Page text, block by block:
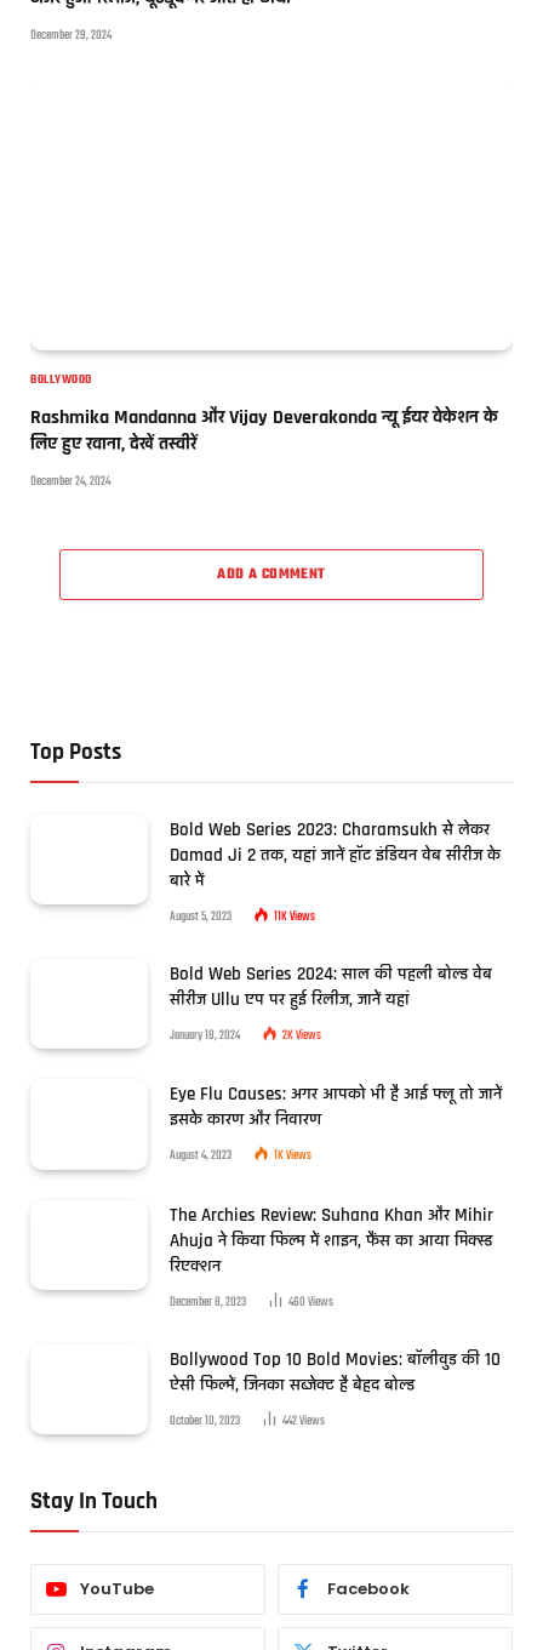
December 29, 2024
BOLLYWOOD
Rashmika Mandanna और Vijay Deverakonda न्यू ईयर वेकेशन के
लिए हुए रवाना, देखें तस्वीरें
December 24, 2024
ADD A COMMENT
Top Posts
Bold Web Series 2023: Charamsukh से लेकर
Damad Ji 2 तक, यहां जानें हॉट इंडियन वेब सीरीज के
बारे में
August 5, 2023 11KViews
Bold Web Series 2024: साल की पहली बोल्ड वेब
सीरीज Ullu एप पर हुई रिलीज, जानें यहां
January 18, 2024 2KViews
Eye Flu Causes: अगर आपको भी है आई फ्लू तो जानें
इसके कारण और निवारण
August 4, 2023 1KViews
The Archies Review: Suhana Khan और Mihir
Ahuja ने किया फिल्म में शाइन, फैंस का आया मिक्स्ड
रिएक्शन
December 8, 2023 460Views
Bollywood Top 10 Bold Movies: बॉलीवुड की 10
ऐसी फिल्में, जिनका सब्जेक्ट है बेहद बोल्ड
October 10, 2023 442Views
Stay In Touch
YouTube Facebook